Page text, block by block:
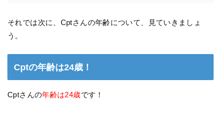
それでは次に、Cptさんの年齢について、見ていきましょ
う。
Cptの年齢は24歳！
Cptさんの年齢は24歳です！